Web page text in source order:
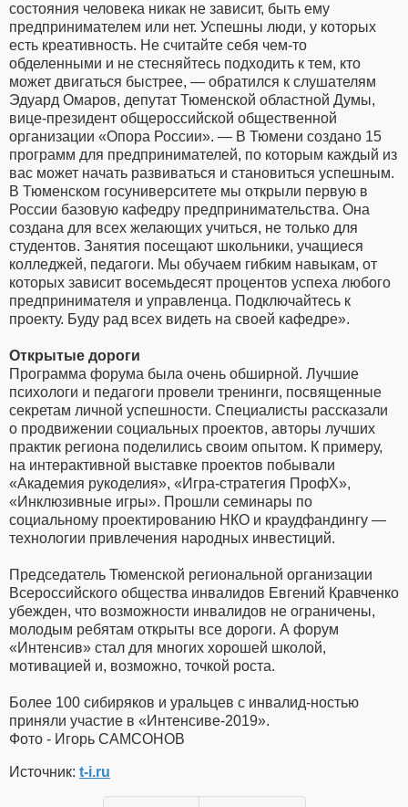
состояния человека никак не зависит, быть ему
предпринимателем или нет. Успешны люди, у которых
есть креативность. Не считайте себя чем-то
обделенными и не стесняйтесь подходить к тем, кто
может двигаться быстрее, — обратился к слушателям
Эдуард Омаров, депутат Тюменской областной Думы,
вице-президент общероссийской общественной
организации «Опора России». — В Тюмени создано 15
программ для предпринимателей, по которым каждый из
вас может начать развиваться и становиться успешным.
В Тюменском госуниверситете мы открыли первую в
России базовую кафедру предпринимательства. Она
создана для всех желающих учиться, не только для
студентов. Занятия посещают школьники, учащиеся
колледжей, педагоги. Мы обучаем гибким навыкам, от
которых зависит восемьдесят процентов успеха любого
предпринимателя и управленца. Подключайтесь к
проекту. Буду рад всех видеть на своей кафедре».
Открытые дороги
Программа форума была очень обширной. Лучшие
психологи и педагоги провели тренинги, посвященные
секретам личной успешности. Специалисты рассказали
о продвижении социальных проектов, авторы лучших
практик региона поделились своим опытом. К примеру,
на интерактивной выставке проектов побывали
«Академия рукоделия», «Игра-стратегия ПрофХ»,
«Инклюзивные игры». Прошли семинары по
социальному проектированию НКО и краудфандингу —
технологии привлечения народных инвестиций.
Председатель Тюменской региональной организации
Всероссийского общества инвалидов Евгений Кравченко
убежден, что возможности инвалидов не ограничены,
молодым ребятам открыты все дороги. А форум
«Интенсив» стал для многих хорошей школой,
мотивацией и, возможно, точкой роста.
Более 100 сибиряков и уральцев с инвалид-ностью
приняли участие в «Интенсиве-2019».
Фото - Игорь САМСОНОВ
Источник: t-i.ru